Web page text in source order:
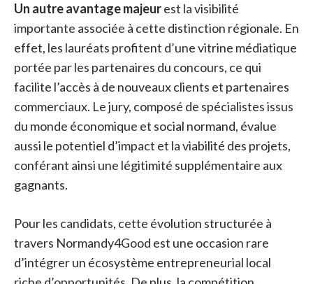
Un autre avantage majeurest la visibilité
importante associée à cette distinction régionale. En
effet, les lauréats profitent d’une vitrine médiatique
portée par les partenaires du concours, ce qui
facilite l’accès à de nouveaux clients et partenaires
commerciaux. Le jury, composé de spécialistes issus
du monde économique et social normand, évalue
aussi le potentiel d’impact et la viabilité des projets,
conférant ainsi une légitimité supplémentaire aux
gagnants.
Pour les candidats, cette évolution structurée à
travers Normandy4Good est une occasion rare
d’intégrer un écosystème entrepreneurial local